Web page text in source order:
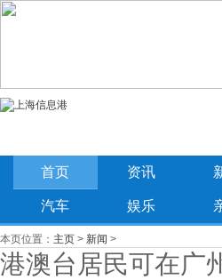
首页 资讯
汽车 娱乐
本页位置： 主页 > 新闻 >
港澳台居民可在广